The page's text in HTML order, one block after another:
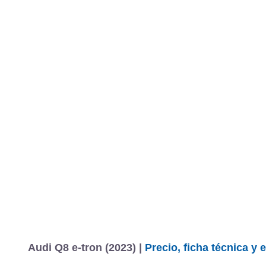
Audi Q8 e-tron (2023) | Precio, ficha técnica y